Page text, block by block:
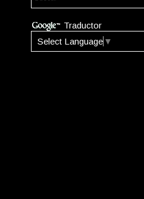
Traductor
Select Language ▼